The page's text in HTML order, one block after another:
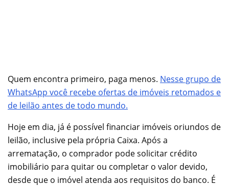
Quem encontra primeiro, paga menos. Nesse grupo de
WhatsApp você recebe ofertas de imóveis retomados e
de leilão antes de todo mundo.
Hoje em dia, já é possível financiar imóveis oriundos de
leilão, inclusive pela própria Caixa. Após a
arrematação, o comprador pode solicitar crédito
imobiliário para quitar ou completar o valor devido,
desde que o imóvel atenda aos requisitos do banco. É